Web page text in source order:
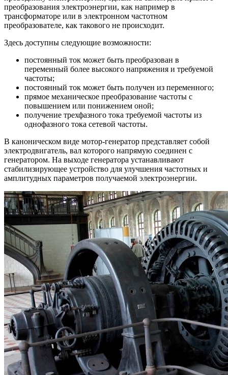
преобразования электроэнергии, как например в
трансформаторе или в электронном частотном
преобразователе, как такового не происходит.
Здесь доступны следующие возможности:
постоянный ток может быть преобразован в
переменный более высокого напряжения и требуемой
частоты;
постоянный ток может быть получен из переменного;
прямое механическое преобразование частоты с
повышением или понижением оной;
получение трехфазного тока требуемой частоты из
однофазного тока сетевой частоты.
В каноническом виде мотор-генератор представляет собой
электродвигатель, вал которого напрямую соединен с
генератором. На выходе генератора устанавливают
стабилизирующее устройство для улучшения частотных и
амплитудных параметров получаемой электроэнергии.